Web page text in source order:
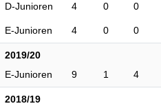
D-Junioren
4 0 0
E-Junioren 4 0 0
2019/20
E-Junioren
9 1 4
2018/19